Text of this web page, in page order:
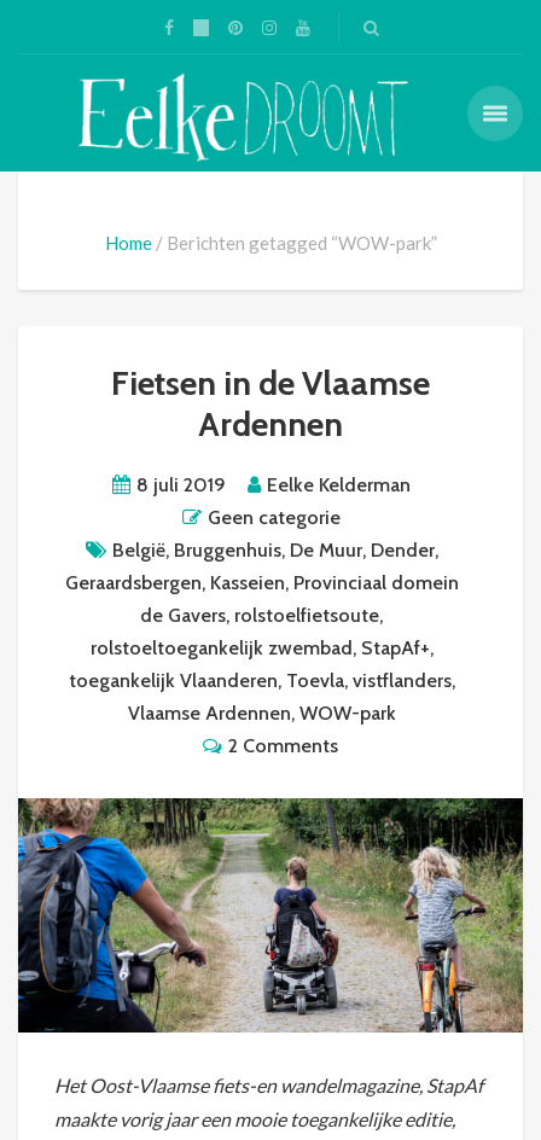
Home Berichten getagged “WOW-park”
Fietsen in de Vlaamse
Ardennen
8 juli 2019
Eelke Kelderman
Geen categorie
België, Bruggenhuis, De Muur, Dender,
Geraardsbergen, Kasseien, Provinciaal domein
de Gavers, rolstoelfietsoute,
rolstoeltoegankelijk zwembad, StapAf+,
toegankelijk Vlaanderen, Toevla, vistflanders,
Vlaamse Ardennen, WOW-park
2 Comments
Het Oost-Vlaamse fiets-en wandelmagazine, StapAf
maakte vorig jaar een mooie toegankelijke editie,